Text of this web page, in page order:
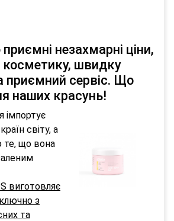
незахмарні ціни,
косметику, швидку
приємний сервіс. Що
наших красунь!
імпортує
світу, а
те, що вона
виготовляє
з
та